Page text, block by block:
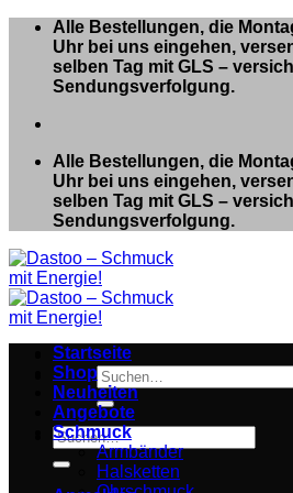
Zum
springen
Alle Bestellungen, die
Uhr bei uns eingehen,
selben Tag mit GLS –
Sendungsverfolgung.
Alle Bestellungen, die
Uhr bei uns eingehen,
selben Tag mit GLS –
Sendungsverfolgung.
Suchen
nach:
Suchen
nach:
Startseite
Shop
Neuheiten
Angebote
Schmuck
Armbänder
Halsketten